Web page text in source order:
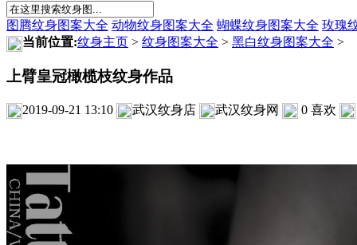
图腾纹身图案大全 动物纹身图案大全 蝴蝶纹身图案大全 玫瑰
当前位置:纹身主页 > 纹身图案大全 > 黑白纹身图案大全 >
上臂皇冠橄榄枝纹身作品
2019-09-21 13:10 武汉纹身店 武汉纹身网 0 喜欢